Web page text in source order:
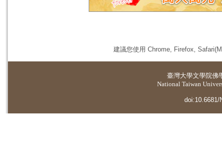
建議您使用 Chrome, Firefox,
臺灣大學文學院佛
National Taiwan
doi:10.6681/